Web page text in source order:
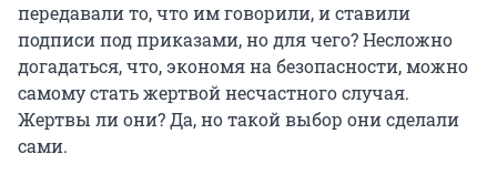
передавали то, что им говорили, и ставили
подписи под приказами, но для чего? Несложно
догадаться, что, экономя на безопасности, можно
самому стать жертвой несчастного случая.
Жертвы ли они? Да, но такой выбор они сделали
сами.